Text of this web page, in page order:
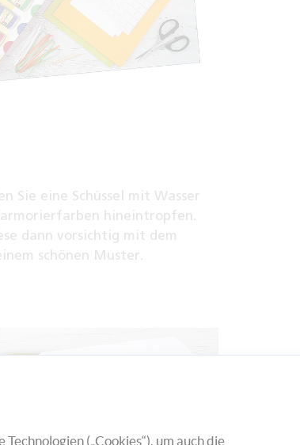
Sie eine Schüssel mit Wasser
hineintropfen.
dann vorsichtig mit dem
schönen Muster.
(„Cookies“), um auch die